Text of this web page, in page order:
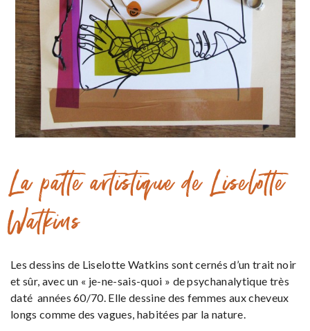
La patte artistique de Liselotte
Watkins
Les dessins de Liselotte Watkins sont cernés d’un trait noir
et sûr, avec un « je-ne-sais-quoi » de psychanalytique très
daté années 60/70. Elle dessine des femmes aux cheveux
longs comme des vagues, habitées par la nature.